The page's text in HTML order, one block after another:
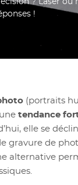
? Laser ou
!
(portraits
tendance
elle se
gravure de
alternative